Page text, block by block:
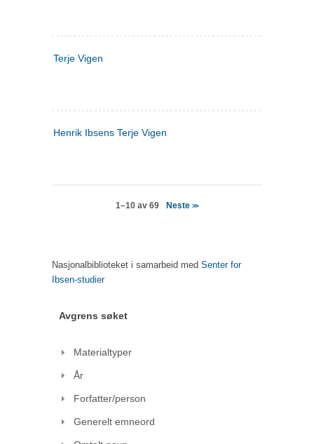
Terje Vigen
Henrik Ibsens Terje Vigen
1–10 av 69 Neste>>
Nasjonalbiblioteket i samarbeid med Senter for
Ibsen-studier
Avgrens søket
Materialtyper
År
Forfatter/person
Generelt emneord